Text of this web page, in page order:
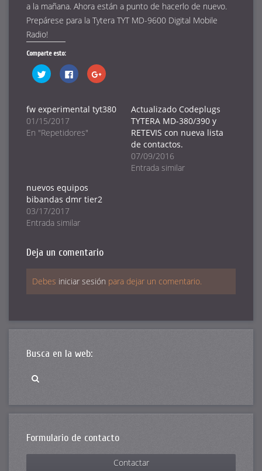
a la mañana. Ahora están a punto de hacerlo de nuevo.
Prepárese para la Tytera TYT MD-9600 Digital Mobile
Radio!
Comparte esto:
Haz
clic
Twitter
(Se
abre
una
Haz
clic
Facebook
(Se
una
Haz
clic
Google+
(Se
fw experimental tyt380
01/15/2017
En "Repetidores"
Actualizado Codeplugs
TYTERA MD-380/390 y
RETEVIS con nueva lista
de contactos.
07/09/2016
Entrada similar
nuevos equipos
bibandas dmr tier2
03/17/2017
Entrada similar
Deja un comentario
Debes iniciar sesión para dejar un comentario.
Busca en la web:
Formulario de contacto
Contactar